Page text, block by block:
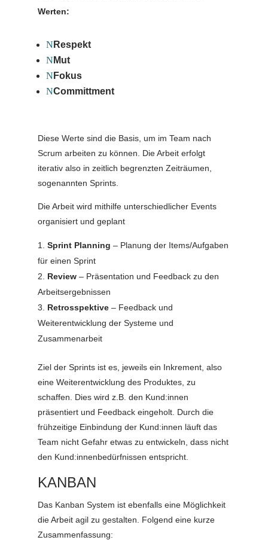
Werten:
N Respekt
N Mut
N Fokus
NCommittment
Diese Werte sind die Basis, um im Team nach
Scrum arbeiten zu können. Die Arbeit erfolgt
iterativ also in zeitlich begrenzten Zeiträumen,
sogenannten Sprints.
Die Arbeit wird mithilfe unterschiedlicher Events
organisiert und geplant
Sprint Planning – Planung der Items/Aufgaben
für einen Sprint
Review– Präsentation und Feedback zu den
Arbeitsergebnissen
Retrosspektive– Feedback und
Weiterentwicklung der Systeme und
Zusammenarbeit
Ziel der Sprints ist es, jeweils ein Inkrement, also
eine Weiterentwicklung des Produktes, zu
schaffen. Dies wird z.B. den Kund:innen
präsentiert und Feedback eingeholt. Durch die
frühzeitige Einbindung der Kund:innen läuft das
Team nicht Gefahr etwas zu entwickeln, dass nicht
den Kund:innenbedürfnissen entspricht.
KANBAN
Das Kanban System ist ebenfalls eine Möglichkeit
die Arbeit agil zu gestalten. Folgend eine kurze
Zusammenfassung: